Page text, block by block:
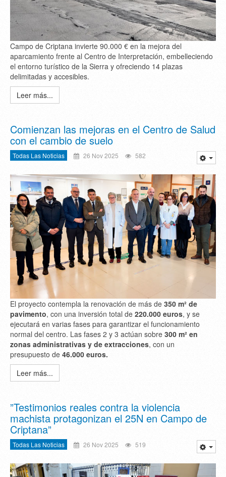
Campo de Criptana invierte 90.000 € en la mejora del
aparcamiento frente al Centro de Interpretación, embelleciendo
el entorno turístico de la Sierra y ofreciendo 14 plazas
delimitadas y accesibles.
Leer más...
Comienzan las mejoras en el Centro de Salud
con el cambio de suelo
Todas Las Noticias 26 Nov 2025 582
El proyecto contempla la renovación de más de 350 m² de
pavimento, con una inversión total de 220.000 euros, y se
ejecutará en varias fases para garantizar el funcionamiento
normal del centro. Las fases 2 y 3 actúan sobre 300 m² en
zonas administrativas y de extracciones, con un
presupuesto de 46.000 euros.
Leer más...
”Testimonios reales contra la violencia
machista protagonizan el 25N en Campo de
Criptana”
Todas Las Noticias 26 Nov 2025 519